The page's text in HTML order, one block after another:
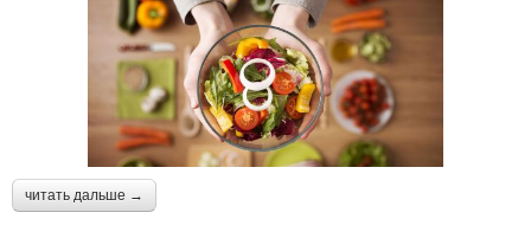
читать дальше →